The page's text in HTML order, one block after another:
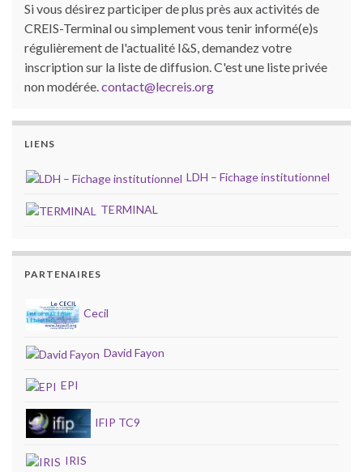
Si vous désirez participer de plus près aux activités de
CREIS-Terminal ou simplement vous tenir informé(e)s
régulièrement de l'actualité I&S, demandez votre
inscription sur la liste de diffusion. C'est une liste privée
non modérée.contact@lecreis.org
LIENS
LDH – Fichage institutionnel
TERMINAL
PARTENAIRES
Cecil
David Fayon
EPI
IFIP TC9
IRIS